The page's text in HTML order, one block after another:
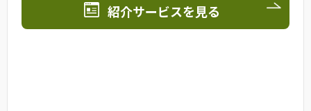
紹介サービスを見る